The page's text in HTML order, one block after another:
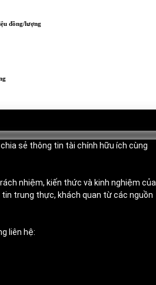
đồng/lượng
chia sẻ thông tin tài chính hữu ích cùng
nhiệm, kiến thức và kinh nghiệm của
trung thực, khách quan từ các nguồn
liên hệ: